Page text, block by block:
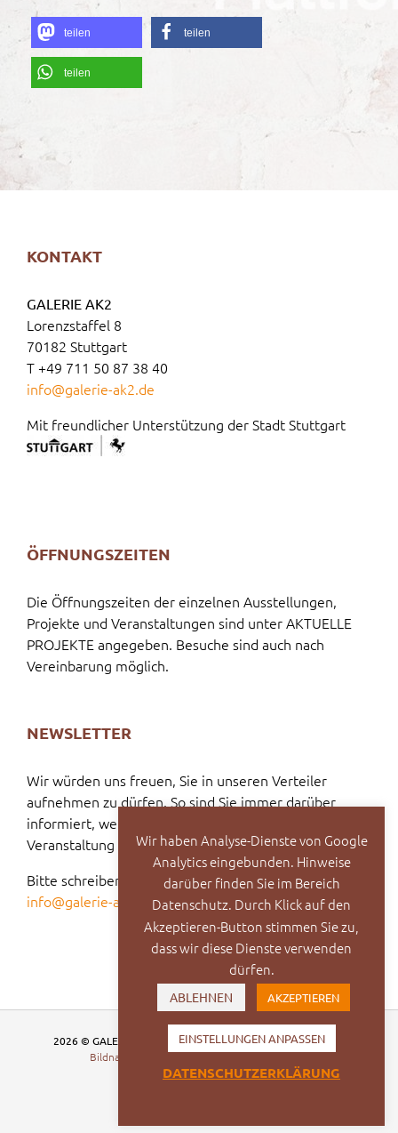
teilen teilen
teilen
KONTAKT
GALERIE AK2
Lorenzstaffel 8
70182 Stuttgart
T +49 711 50 87 38 40
info@galerie-ak2.de
Mit freundlicher Unterstützung der Stadt Stuttgart
ÖFFNUNGSZEITEN
Die Öffnungszeiten der einzelnen Ausstellungen,
Projekte und Veranstaltungen sind unter AKTUELLE
PROJEKTE angegeben. Besuche sind auch nach
Vereinbarung möglich.
NEWSLETTER
Wir würden uns freuen, Sie in unseren Verteiler
aufnehmen zu dürfen. So sind Sie immer darüber
informiert, welche Vernissage oder welche
Veranstaltung bevorsteht.
Bitte schreiben Sie dazu eine E-Mail an:
info@galerie-ak2.de
2026 © GALERIE AK2 – Kunstverein der Lokalen Gruppe e.V.
Bildnachweise
|Datenschutz|Impressum
Wir haben Analyse-Dienste von Google
Analytics eingebunden. Hinweise
darüber finden Sie im Bereich
Datenschutz. Durch Klick auf den
Akzeptieren-Button stimmen Sie zu,
dass wir diese Dienste verwenden
dürfen.
ABLEHNEN AKZEPTIEREN
EINSTELLUNGEN ANPASSEN
DATENSCHUTZERKLÄRUNG